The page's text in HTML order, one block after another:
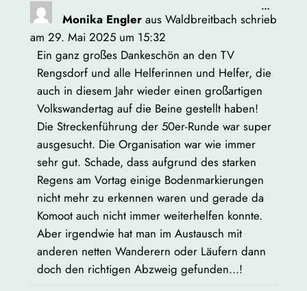
Monika Engler aus Waldbreitbach schrieb
am 29. Mai 2025 um 15:32
Ein ganz großes Dankeschön an den TV
Rengsdorf und alle Helferinnen und Helfer, die
auch in diesem Jahr wieder einen großartigen
Volkswandertag auf die Beine gestellt haben!
Die Streckenführung der 50er-Runde war super
ausgesucht. Die Organisation war wie immer
sehr gut. Schade, dass aufgrund des starken
Regens am Vortag einige Bodenmarkierungen
nicht mehr zu erkennen waren und gerade da
Komoot auch nicht immer weiterhelfen konnte.
Aber irgendwie hat man im Austausch mit
anderen netten Wanderern oder Läufern dann
doch den richtigen Abzweig gefunden…!
…
Metabox
ein-/